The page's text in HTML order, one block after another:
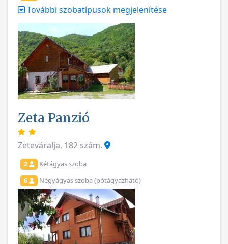
További szobatípusok megjelenítése
Zeta Panzió
Zeteváralja, 182 szám.
2 Kétágyas szoba
6 Négyágyas szoba (pótágyazható)